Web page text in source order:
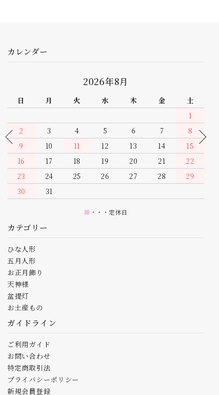
カテゴリー
ひな人形
五月人形
お正月飾り
天神様
盆提灯
お土産もの
ガイドライン
ご利用ガイド
お問い合わせ
特定商取引法
プライバシーポリシー
新規会員登録
カレンダー
2026年9月
日 月 火 水 木 金
土
5
6
7 8 9 10 11
12
13
14 15 16 17 18
19
20
21 22 23 24 25
26
27
28 29 30
■ ・・・定休日